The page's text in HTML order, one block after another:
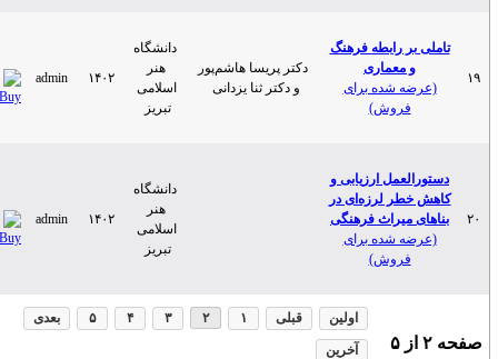
بر رابطه فرهنگ
شده برای
دکتر پریسا هاشم‌پور
و دکتر ثنا یزدانی
هنر
اسلامی
admin
ارزیابی و
خطر لرزه‌ای در
میراث فرهنگی
شده برای
admin
از۵
قبلی ۲ ۳ ۴ ۵ بعدی
آخرین